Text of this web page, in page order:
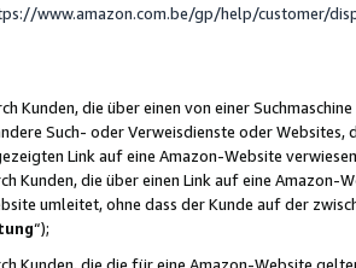
www.amazon.com.be/gp/help/customer/
Kunden, die über einen von einer
Such- oder Verweisdienste oder Websites,
Link auf eine Amazon-Website
Kunden, die über einen Link auf eine
umleitet, ohne dass der Kunde auf der
“);
Kunden, die die für eine Amazon-Website